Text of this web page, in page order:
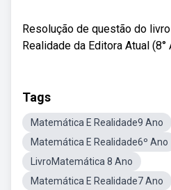
Resolução de questão do
Realidade da Editora Atual (8°
Tags
Matemática E Realidade9 Ano
Matemática E Realidade6º Ano
LivroMatemática 8 Ano
Matemática E Realidade7 Ano